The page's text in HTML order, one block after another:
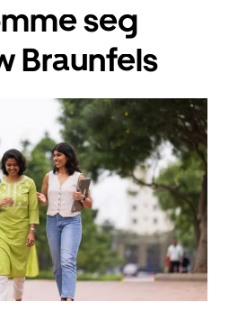
seg
Braunfels